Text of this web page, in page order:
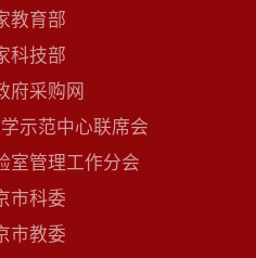
教育部
科技部
府采购网
示范中心联席会
室管理工作分会
市科委
市教委